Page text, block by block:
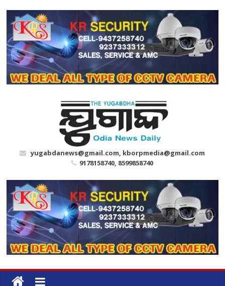
content
yugabdanews@gmail.com, kborpmedia@gmail.com
9178158740, 8599858740